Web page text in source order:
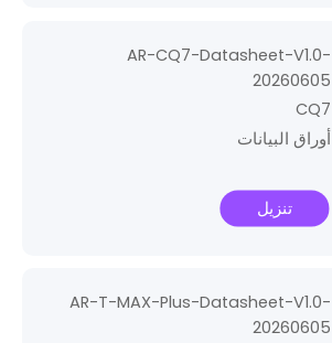
AR-CQ7-Datasheet-V1.0-
20260605
CQ7
أوراق البيانات
تنزيل
AR-T-MAX-Plus-Datasheet-V1.0-
20260605